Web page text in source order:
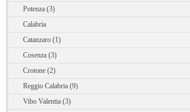
Potenza (3)
Calabria
Catanzaro (1)
Cosenza (3)
Crotone (2)
Reggio Calabria (9)
Vibo Valentia (3)